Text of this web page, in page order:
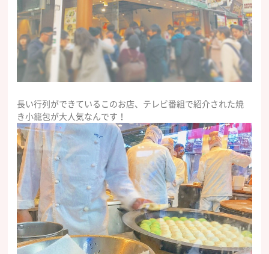
長い行列ができているこのお店、テレビ番組で紹介された焼
き小籠包が大人気なんです！